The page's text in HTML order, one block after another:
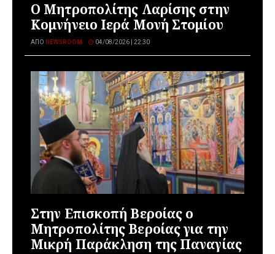
Ο Μητροπολίτης Λαρίσης στην
Κομνήνειο Ιερά Μονή Στομίου
ΑΠΌ NEWSROOM 04/08/2026 | 22:30
Στην Επισκοπή Βεροίας ο
Μητροπολίτης Βεροίας για την
Μικρή Παράκληση της Παναγίας